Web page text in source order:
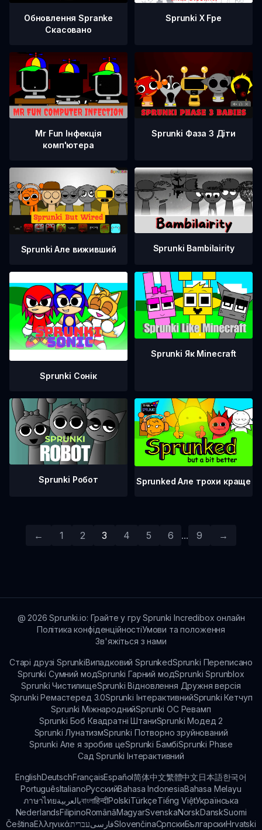
Обновлення Spranke
Скасовано
Sprunki X Fpe
Mr Fun Інфекція
комп'ютера
Sprunki Фаза 3 Діти
Sprunki Але виживший Sprunki Bambilairity
Sprunki Сонік
Sprunki Як Minecraft
Sprunki Робот Sprunked Але трохи краще
← 1 2 3 4 5 6 ... 9 →
@ 2026 Sprunki.io: Грайте у гру Sprunki Incredibox онлайн
Політика конфіденційностіУмови та положення
Зв'яжіться з нами
Старі друзі SprunkiВипадковий SprunkedSprunki Переписано
Sprunki Сумний модSprunki Гарний модSprunki Sprunblox
Sprunki ЧистилищеSprunki Відновлення Дружня версія
Sprunki Ремастеред 3.0Sprunki ІнтерактивнийSprunki Кетчуп
Sprunki МіжнароднийSprunki OC Ревамп
Sprunki Боб Квадратні ШтаниSprunki Модед 2
Sprunki ЛунатизмSprunki Потворно зруйнований
Sprunki Але я зробив цеSprunki БамбіSprunki Phase
Сад Sprunki Інтерактивний
EnglishDeutschFrançaisEspañol简体中文繁體中文日本語한국어
PortuguêsItalianoРусскийBahasa IndonesiaBahasa Melayu
ภาษาไทยبالعربيةবাংলাहिन्दीPolskiTürkçeTiếng ViệtУкраїнська
NederlandsFilipinoRomânăMagyarSvenskaNorskDanskSuomi
ČeštinaΕλληνικάעבריתفارسیSlovenčinaСрпскиБългарскиHrvatski